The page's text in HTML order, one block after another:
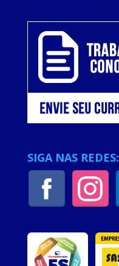
SIGA NAS REDES: